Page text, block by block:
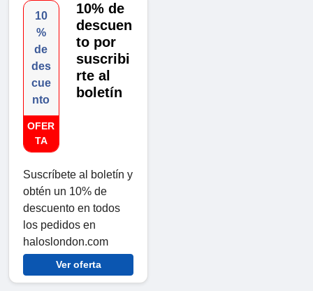
10
%
de
des
cue
nto
OFER
TA
10% de
descuen
to por
suscribi
rte al
boletín
Suscríbete al boletín y
obtén un 10% de
descuento en todos
los pedidos en
haloslondon.com
Ver oferta